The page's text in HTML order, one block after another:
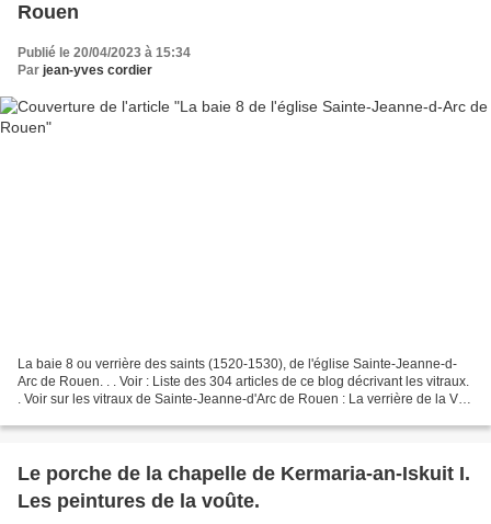
Rouen
Publié le 20/04/2023 à 15:34
Par jean-yves cordier
La baie 8 ou verrière des saints (1520-1530), de l'église Sainte-Jeanne-d-
Arc de Rouen. . . Voir : Liste des 304 articles de ce blog décrivant les vitraux.
. Voir sur les vitraux de Sainte-Jeanne-d'Arc de Rouen : La verrière de la Vie
Le porche de la chapelle de Kermaria-an-Iskuit I.
Les peintures de la voûte.